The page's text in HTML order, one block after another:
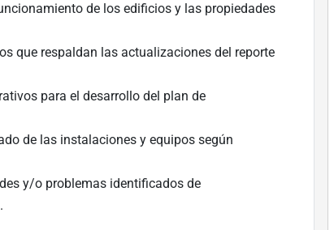
de los edificios y las propiedades
que respaldan las actualizaciones del reporte
para el desarrollo del plan de
de las instalaciones y equipos según
y/o problemas identificados de